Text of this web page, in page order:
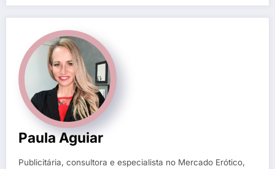
Paula Aguiar
Publicitária, consultora e especialista no Mercado Erótico,